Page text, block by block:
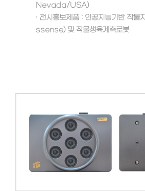
Nevada/USA)
· 전시홍보제품 : 인공지능기반 작물
ssense) 및 작물생육계측로봇